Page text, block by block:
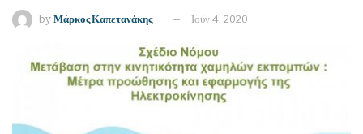
by Μάρκος Καπετανάκης Ιούν 4, 2020